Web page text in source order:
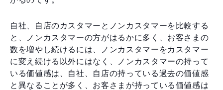
自社、自店のカスタマーとノンカスタマーを比較する
と、ノンカスタマーの方がはるかに多く、お客さまの
数を増やし続けるには、ノンカスタマーをカスタマー
に変え続ける以外にはなく、ノンカスタマーの持って
いる価値感は、自社、自店の持っている過去の価値感
と異なることが多く、お客さまが持っている価値感は